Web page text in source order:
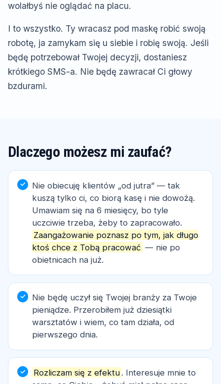
wolałbyś nie oglądać na placu.
I to wszystko. Ty wracasz pod maskę robić swoją
robotę, ja zamykam się u siebie i robię swoją. Jeśli
będę potrzebował Twojej decyzji, dostaniesz
krótkiego SMS-a. Nie będę zawracał Ci głowy
bzdurami.
Dlaczego możesz mi zaufać?
Nie obiecuję klientów „od jutra” — tak
kuszą tylko ci, co biorą kasę i nie dowożą.
Umawiam się na 6 miesięcy, bo tyle
uczciwie trzeba, żeby to zapracowało.
Zaangażowanie poznasz po tym, jak długo
ktoś chce z Tobą pracować — nie po
obietnicach na już.
Nie będę uczył się Twojej branży za Twoje
pieniądze. Przerobiłem już dziesiątki
warsztatów i wiem, co tam działa, od
pierwszego dnia.
Rozliczam się z efektu . Interesuje mnie to